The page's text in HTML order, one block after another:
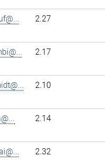
2.27
2.17
2.10
2.14
2.32